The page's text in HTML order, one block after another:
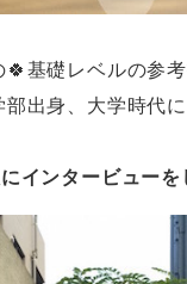
基礎レベルの参
出身、大学時代
インタービューを